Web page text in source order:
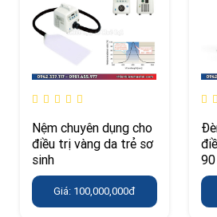
Nệm chuyên dụng cho
điều trị vàng da trẻ sơ
sinh
Giá: 100,000,000đ